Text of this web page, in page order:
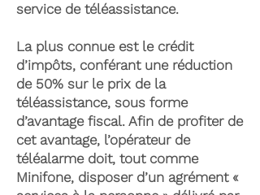
service de téléassistance.
La plus connue est le crédit
d’impôts, conférant une réduction
de 50% sur le prix de la
téléassistance, sous forme
d’avantage fiscal. Afin de profiter de
cet avantage, l’opérateur de
téléalarme doit, tout comme
Minifone, disposer d’un agrément «